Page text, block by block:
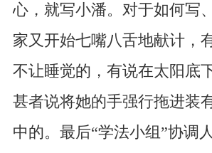
心，就写小潘。对于如何写
家又开始七嘴八舌地献计，
不让睡觉的，有说在太阳底
甚者说将她的手强行拖进装
中的。最后“学法小组”协调